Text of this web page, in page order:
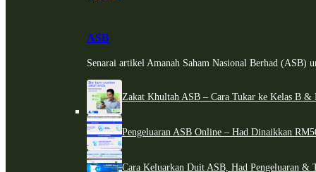
ASB
Senarai artikel Amanah Saham Nasional Berhad (ASB)
Zakat Khultah ASB – Cara Tukar ke Kelas B &
Pengeluaran ASB Online – Had Dinaikkan
Cara Keluarkan Duit ASB, Had Pengeluaran &